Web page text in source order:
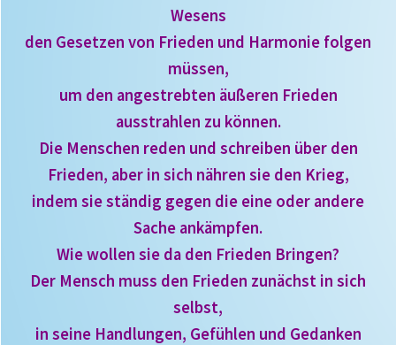
Wesens
den Gesetzen von Frieden und Harmonie folgen
müssen,
um den angestrebten äußeren Frieden
ausstrahlen zu können.
Die Menschen reden und schreiben über den
Frieden, aber in sich nähren sie den Krieg,
indem sie ständig gegen die eine oder andere
Sache ankämpfen.
Wie wollen sie da den Frieden Bringen?
Der Mensch muss den Frieden zunächst in sich
selbst,
in seine Handlungen, Gefühlen und Gedanken